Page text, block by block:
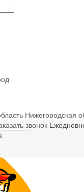
Нижегородская
звонок